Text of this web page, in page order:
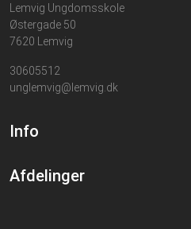
Lemvig Ungdomsskole
Østergade 50
7620 Lemvig
30605512
unglemvig@lemvig.dk
Info
Afdelinger